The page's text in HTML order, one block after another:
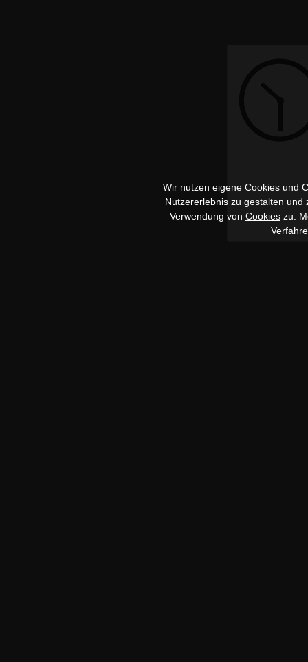
Wir nutzen eigene Cookies und
Nutzererlebnis zu gestalten
Verwendung von Cookies zu.